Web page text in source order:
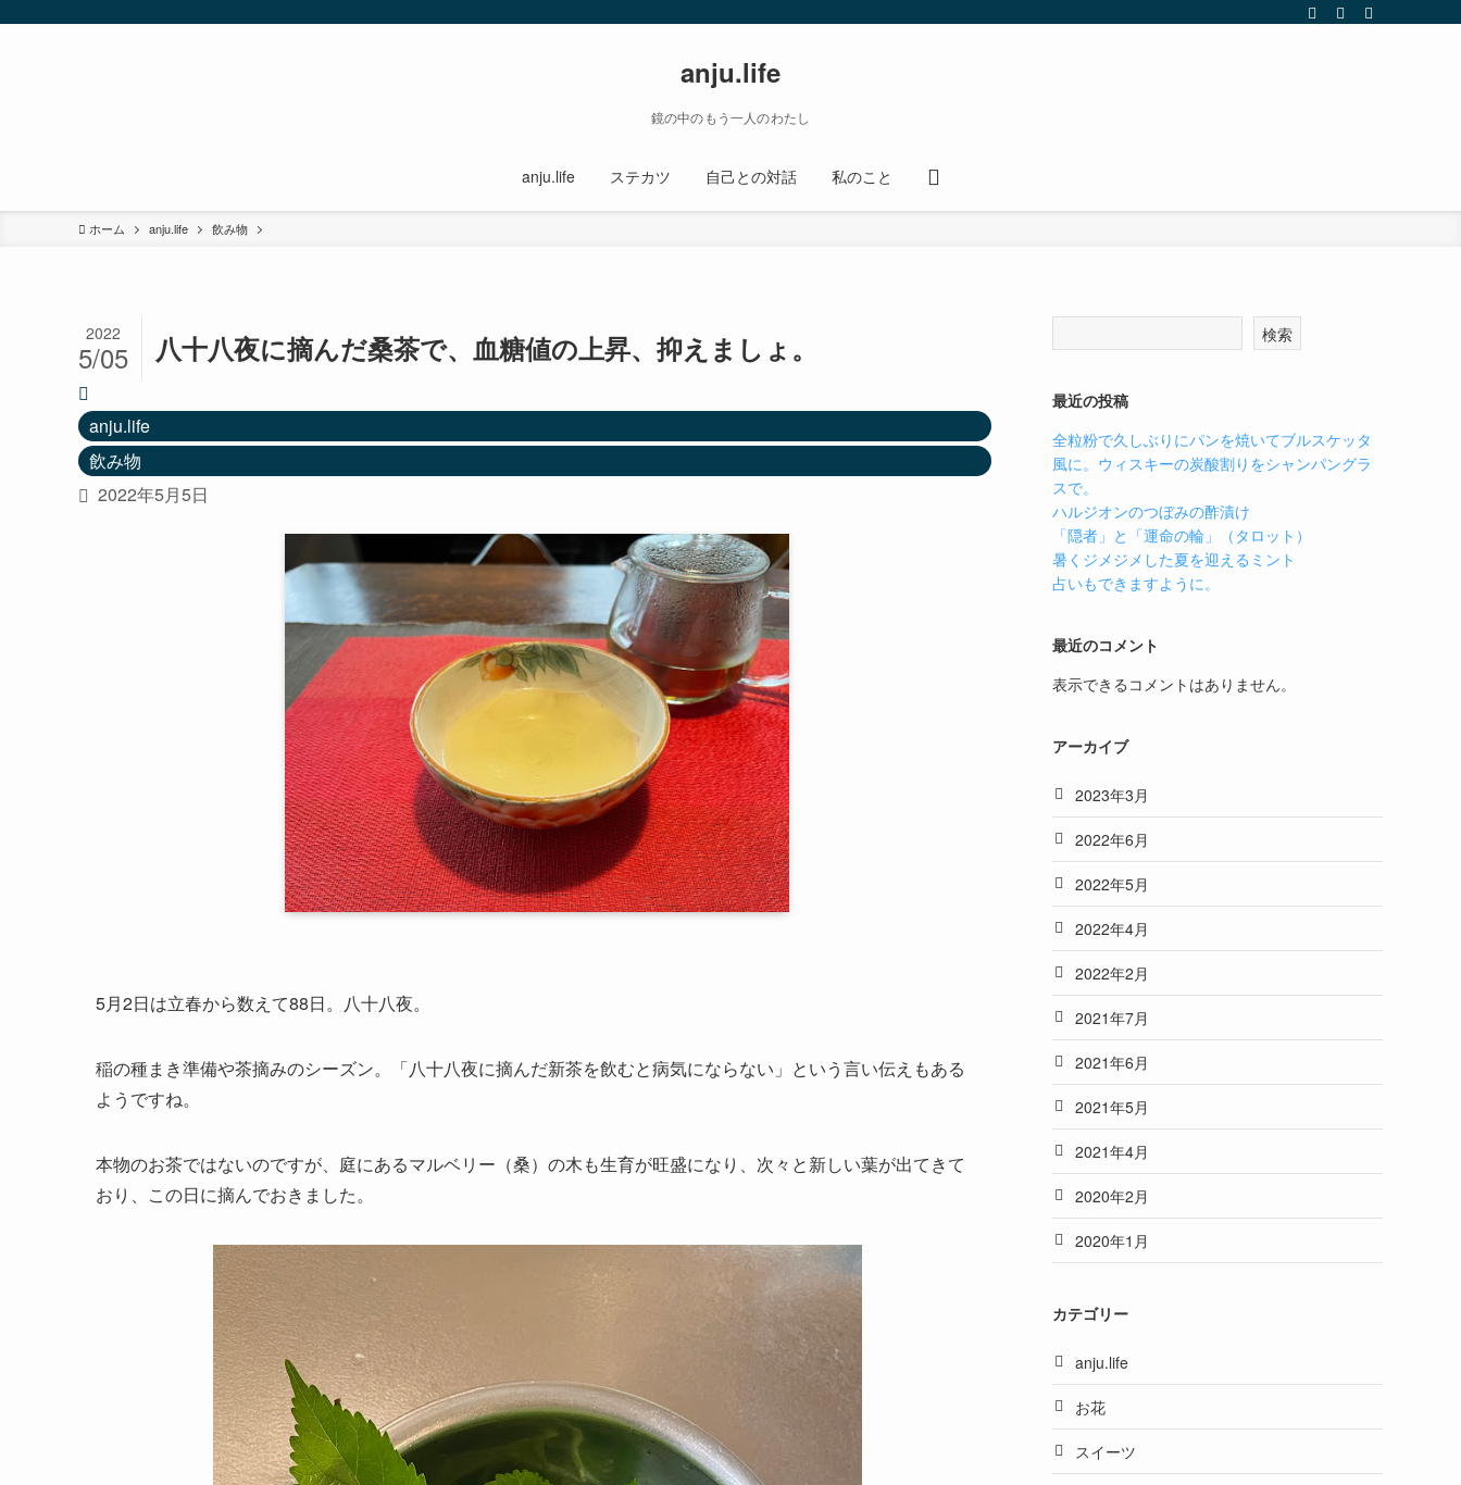
anju.life
鏡の中のもう一人のわたし
anju.life ステカツ 自己との対話 私のこと
ホーム anju.life 飲み物
八十八夜に摘んだ桑茶で、血糖値の上昇、抑えましょ。
2022
5/05
anju.life
飲み物
2022年5月5日
5月2日は立春から数えて88日。八十八夜。
稲の種まき準備や茶摘みのシーズン。「八十八夜に摘んだ新茶を飲むと病気にならない」という言い伝えもある
ようですね。
本物のお茶ではないのですが、庭にあるマルベリー（桑）の木も生育が旺盛になり、次々と新しい葉が出てきて
おり、この日に摘んでおきました。
検索
最近の投稿
全粒粉で久しぶりにパンを焼いてブルスケッタ
風に。ウィスキーの炭酸割りをシャンパングラ
スで。
ハルジオンのつぼみの酢漬け
「隠者」と「運命の輪」（タロット）
暑くジメジメした夏を迎えるミント
占いもできますように。
最近のコメント
表示できるコメントはありません。
アーカイブ
2023年3月
2022年6月
2022年5月
2022年4月
2022年2月
2021年7月
2021年6月
2021年5月
2021年4月
2020年2月
2020年1月
カテゴリー
anju.life
お花
スイーツ